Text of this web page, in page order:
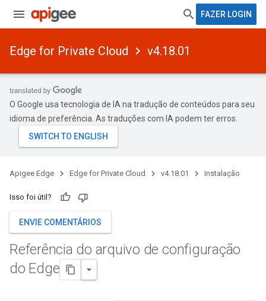
FAZER LOGIN
Edge for Private Cloud v4.18.01
O Google usa tecnologia de IA na tradução de conteúdos para seu
idioma de preferência. As traduções com IA podem ter erros.
Apigee Edge Edge for Private Cloud v4.18.01 Instalação
Isso foi útil?
ENVIE COMENTÁRIOS
Referência do arquivo de configuração
do Edge